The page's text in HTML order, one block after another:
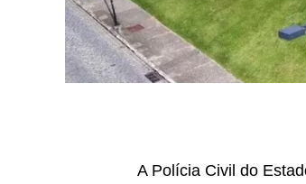
A Polícia Civil do